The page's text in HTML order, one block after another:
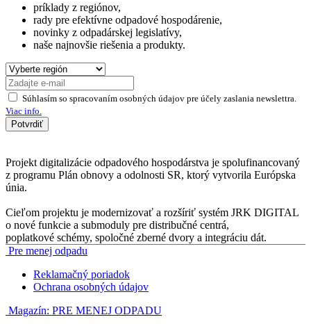
príklady z regiónov,
rady pre efektívne odpadové hospodárenie,
novinky z odpadárskej legislatívy,
naše najnovšie riešenia a produkty.
Súhlasím so spracovaním osobných údajov pre účely zaslania newslettra.
Viac info.
Potvrdiť
Projekt digitalizácie odpadového hospodárstva je spolufinancovaný
z programu Plán obnovy a odolnosti SR, ktorý vytvorila Európska
únia.
Cieľom projektu je modernizovať a rozšíriť systém JRK DIGITAL
o nové funkcie a submoduly pre distribučné centrá,
poplatkové schémy, spoločné zberné dvory a integráciu dát.
Pre menej odpadu
Reklamačný poriadok
Ochrana osobných údajov
Magazín: PRE MENEJ ODPADU